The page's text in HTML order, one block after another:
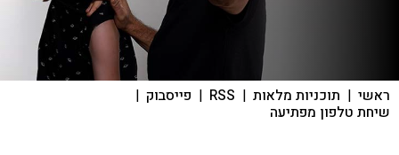
ראשי | תוכניות מלאות |
RSS
| פייסבוק |
שיחת טלפון מפתיעה